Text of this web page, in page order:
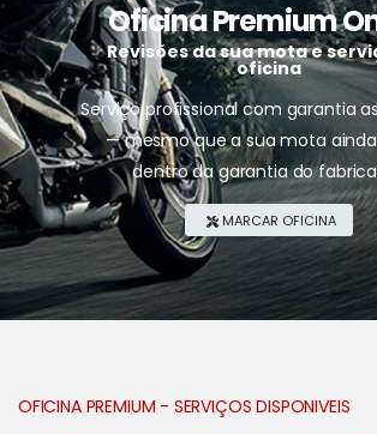
Oficina Premium
Revisões da sua mota e
oficina
Serviço profissional com garantia
— mesmo que a sua mota
dentro da garantia do
MARCAR OFICINA
OFICINA PREMIUM - SERVIÇOS DISPONIVEIS